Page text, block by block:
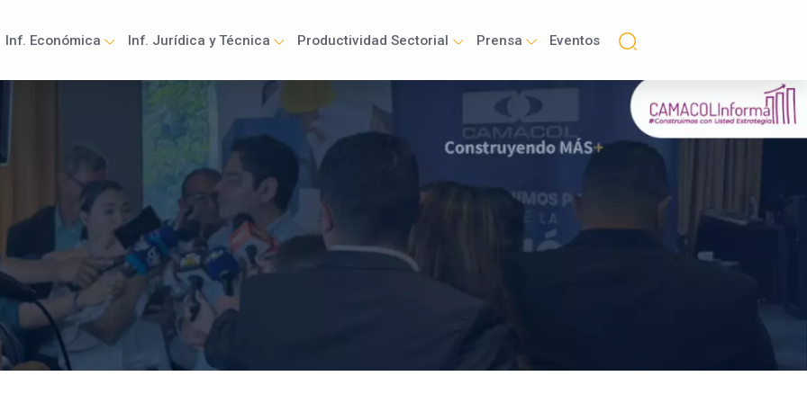
Inf. Económica Inf. Jurídica y Técnica Productividad Sectorial Prensa Eventos